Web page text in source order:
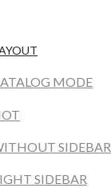
MODE
SIDEBAR
SIDEBAR